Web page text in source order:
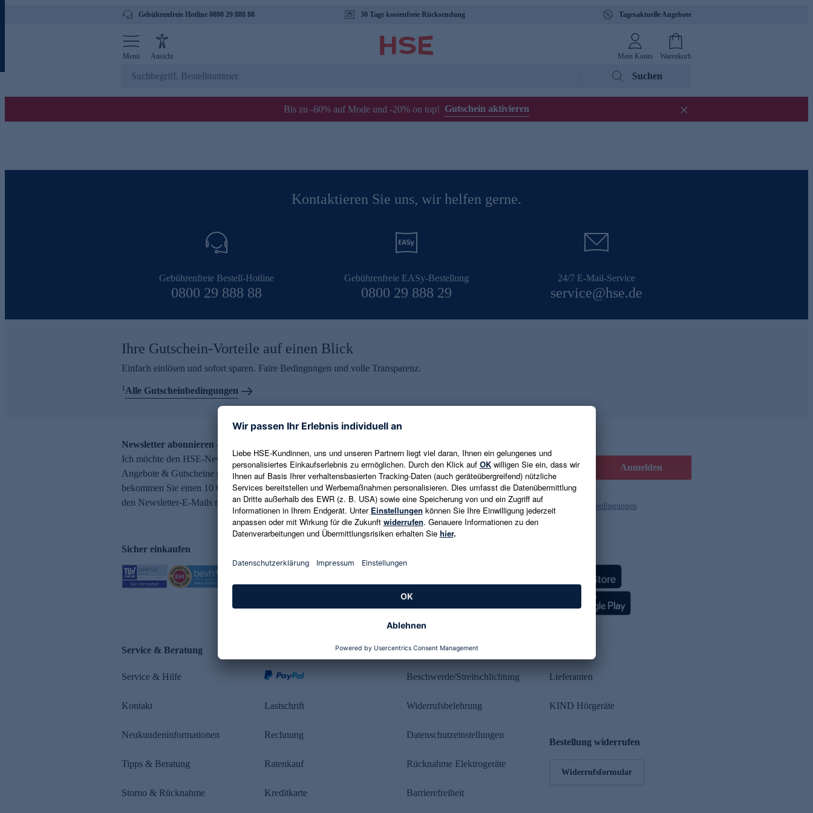
Gebührenfreie Hotline 0800 29 888 88 30 Tage kostenfreie Rücksendung Tagesaktuelle Angebote
Menü Ansicht Mein Konto Warenkorb
Suchen
Bis zu -60% auf Mode und -20% on top! Gutschein aktivieren
Kontaktieren Sie uns, wir helfen gerne.
Gebührenfreie Bestell-Hotline
0800 29 888 88
Gebührenfreie EASy-Bestellung
0800 29 888 29
24/7 E-Mail-Service
service@hse.de
Ihre Gutschein-Vorteile auf einen Blick
Einfach einlösen und sofort sparen. Faire Bedingungen und volle Transparenz.
1Alle Gutscheinbedingungen
Newsletter abonnieren – 10 € Gutschein erhalten
Ich möchte den HSE-Newsletter abonnieren und aktuelle Trends,
Angebote & Gutscheine per E-Mail erhalten. Als Dankeschön
bekommen Sie einen 10 € Gutschein. Eine Abmeldung ist jederzeit in
den Newsletter-E-Mails möglich.
E-Mail-Adresse eingeben Anmelden
Es gelten die Datenschutzrichtlinien und die Gutscheinbedingungen
Sicher einkaufen
Service & Beratung
Service & Hilfe
Kontakt
Neukundeninformationen
Tipps & Beratung
Storno & Rücknahme
Lastschrift
Rechnung
Ratenkauf
Kreditkarte
Rechtliches
Beschwerde/Streitschlichtung
Widerrufsbelehrung
Datenschutzeinstellungen
Rücknahme Elektrogeräte
Barrierefreiheit
Lieferanten
KIND Hörgeräte
Bestellung widerrufen
Widerrufsformular